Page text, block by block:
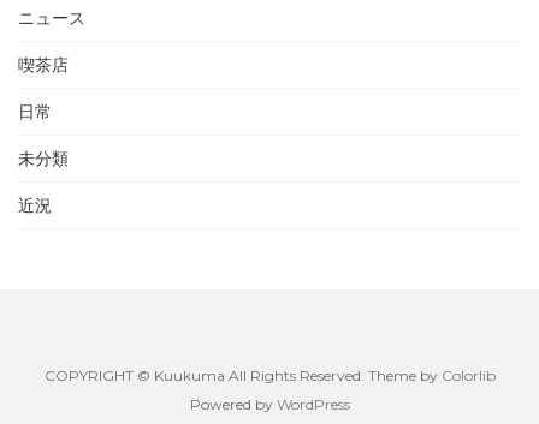
ニュース
喫茶店
日常
未分類
近況
COPYRIGHT © Kuukuma All Rights Reserved. Theme by Colorlib
Powered by WordPress